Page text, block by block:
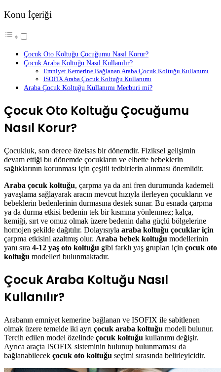
Konu İçeriği
Çocuk Oto Koltuğu Çocuğumu Nasıl Korur?
Çocuk Araba Koltuğu Nasıl Kullanılır?
Emniyet Kemerine Bağlanan Araba Çocuk Koltuğu Kullanımı
ISOFIX Araba Çocuk Koltuğu Kullanımı
Araba Çocuk Koltuğu Kullanımı Mecburi mi?
Çocuk Oto Koltuğu Çocuğumu
Nasıl Korur?
Çocukluk, son derece özelsas bir dönemdir. Fiziksel gelişimin
devam ettiği bu dönemde çocukların ve elbette bebeklerin
sağlıklarının korunması için çeşitli tedbirlerin alınması önemlidir.
Araba çocuk koltuğu, çarpma ya da ani fren durumunda kademeli
yavaşlama sağlayarak aracın mevcut hızıyla ilerleyen çocukların ve
bebeklerin bedenlerinin durmasına destek sunar. Bu esnada çarpma
ya da durma etkisi bedenin tek bir kısmına yönlenmez; kalça,
kemiği, sırt ve omuz olmak üzere bedenin daha güçlü bölgelerine
homojen şekilde dağıtılır. Dolayısıyla araba koltuğu çocuklar için
çarpma etkisini azaltmış olur. Araba bebek koltuğu modellerinin
yanı sıra 4-12 yaş oto koltuğu gibi farklı yaş grupları için çocuk oto
koltuğu modelleri bulunmaktadır.
Çocuk Araba Koltuğu Nasıl
Kullanılır?
Arabanın emniyet kemerine bağlanan ve ISOFIX ile sabitlenen
olmak üzere temelde iki ayrı çocuk araba koltuğu modeli bulunur.
Tercih edilen model özelinde çocuk koltuğu kullanımı değişir.
Ayrıca araçta ISOFIX sisteminin bulunup bulunmaması da
bağlanabilecek çocuk oto koltuğu seçimi sırasında belirleyicidir.